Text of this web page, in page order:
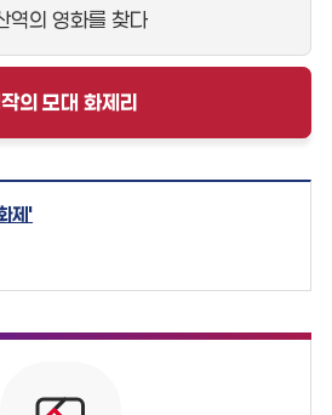
역의 영화를 찾다
의 모대 화제리
제'